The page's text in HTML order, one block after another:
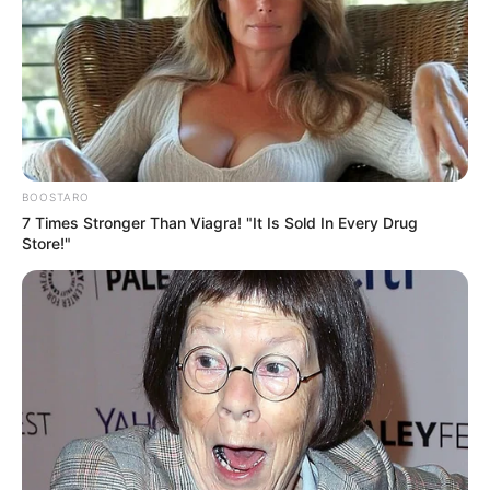
Marcelo Pereira Santos, de 46 anos, está sendo velado em uma
casa de velórios, em Martinópolis
BOOSTARO
7 Times Stronger Than Viagra! "It Is Sold In Every Drug
Store!"